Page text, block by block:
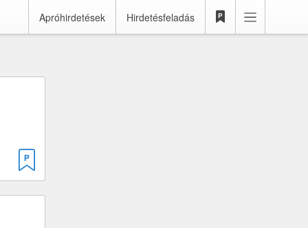
Apróhirdetések Hirdetésfeladás